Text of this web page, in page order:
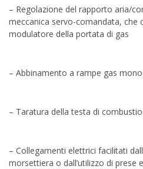
– Regolazione del rapporto aria/
meccanica servo-comandata, che
modulatore della portata di gas
– Abbinamento a rampe gas
– Taratura della testa di
– Collegamenti elettrici facilitati
morsettiera o dall’utilizzo di prese